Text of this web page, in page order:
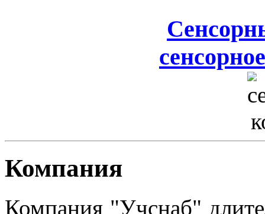
Компания
Компания "Учснаб"